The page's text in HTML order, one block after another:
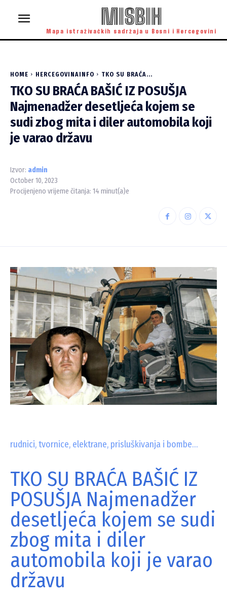
MISBIH
Mapa istraživačkih sadržaja u Bosni i Hercegovini
HOME HERCEGOVINAINFO TKO SU BRAĆA...
TKO SU BRAĆA BAŠIĆ IZ POSUŠJA
Najmenadžer desetljeća kojem se
sudi zbog mita i diler automobila koji
je varao državu
Izvor: admin
October 10, 2023
Procijenjeno vrijeme čitanja: 14 minut(a)e
rudnici, tvornice, elektrane, prisluškivanja i bombe…
TKO SU BRAĆA BAŠIĆ IZ
POSUŠJA Najmenadžer
desetljeća kojem se sudi
zbog mita i diler
automobila koji je varao
državu